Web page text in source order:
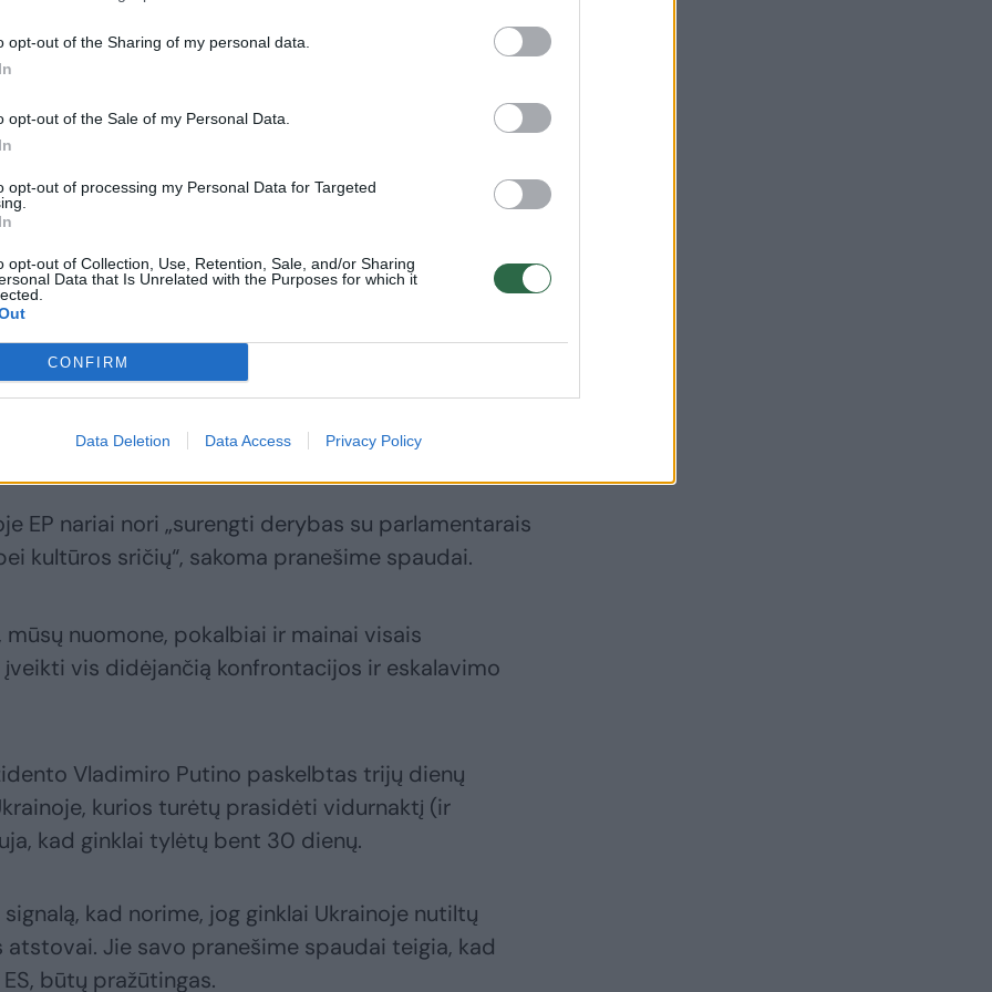
opt-out of the Sharing of my personal data.
opt-out of the Sale of my Personal Data.
opt-out of processing my Personal Data for Targeted
opt-out of Collection, Use, Retention, Sale, and/or Sharing
Data that Is Unrelated with the Purposes for which it
CONFIRM
Data Deletion Data Access Privacy Policy
Putinas pasmerkė
mėginimus
pasaulinio karo
istoriją(1)
keturių dienų vizitą
EP nariai nori „surengti derybas su parlamentarais
kultūros sričių“, sakoma pranešime spaudai.
nuomone, pokalbiai ir mainai visais
vis didėjančią konfrontacijos ir eskalavimo
Vladimiro Putino paskelbtas trijų dienų
kurios turėtų prasidėti vidurnaktį (ir
kad ginklai tylėtų bent 30 dienų.
kad norime, jog ginklai Ukrainoje nutiltų
atstovai. Jie savo pranešime spaudai teigia, kad
būtų pražūtingas.